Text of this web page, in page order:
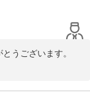
うございます。
変嬉しく拝見いた